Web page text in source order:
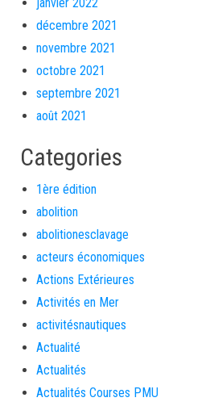
décembre 2021
novembre 2021
octobre 2021
septembre 2021
août 2021
Categories
1ère édition
abolition
abolitionesclavage
acteurs économiques
Actions Extérieures
Activités en Mer
activitésnautiques
Actualité
Actualités
Actualités Courses PMU